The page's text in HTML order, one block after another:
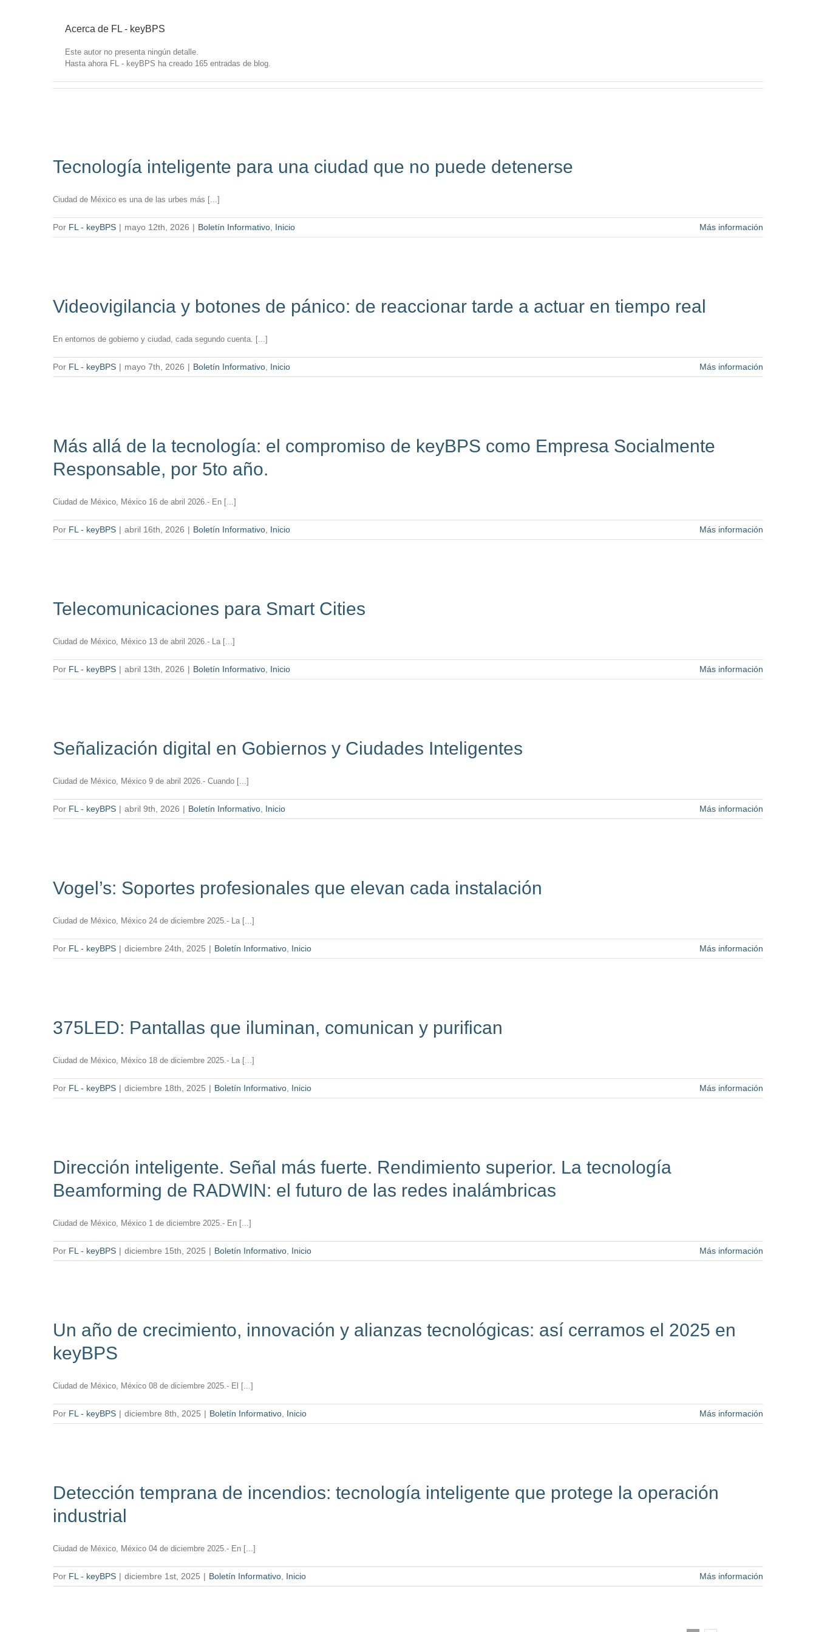
Acerca de FL - keyBPS
Este autor no presenta ningún detalle.
Hasta ahora FL - keyBPS ha creado 165 entradas de blog.
Tecnología inteligente para una ciudad que no puede detenerse
Ciudad de México es una de las urbes más [...]
Por FL - keyBPS | mayo 12th, 2026 | Boletín Informativo Inicio Más información
Videovigilancia y botones de pánico: de reaccionar tarde a actuar en tiempo real
En entornos de gobierno y ciudad, cada segundo cuenta. [...]
Por FL - keyBPS | mayo 7th, 2026 | Boletín Informativo Inicio Más información
Más allá de la tecnología: el compromiso de keyBPS como Empresa Socialmente
Responsable, por 5to año.
Ciudad de México, México 16 de abril 2026.- En [...]
Por FL - keyBPS | abril 16th, 2026 | Boletín Informativo Inicio Más información
Telecomunicaciones para Smart Cities
Ciudad de México, México 13 de abril 2026.- La [...]
Por FL - keyBPS | abril 13th, 2026 | Boletín Informativo Inicio Más información
Señalización digital en Gobiernos y Ciudades Inteligentes
Ciudad de México, México 9 de abril 2026.- Cuando [...]
Por FL - keyBPS | abril 9th, 2026 | Boletín Informativo Inicio Más información
Vogel’s: Soportes profesionales que elevan cada instalación
Ciudad de México, México 24 de diciembre 2025.- La [...]
Por FL - keyBPS | diciembre 24th, 2025 | Boletín Informativo Inicio Más información
375LED: Pantallas que iluminan, comunican y purifican
Ciudad de México, México 18 de diciembre 2025.- La [...]
Por FL - keyBPS | diciembre 18th, 2025 | Boletín Informativo Inicio Más información
Dirección inteligente. Señal más fuerte. Rendimiento superior. La tecnología
Beamforming de RADWIN: el futuro de las redes inalámbricas
Ciudad de México, México 1 de diciembre 2025.- En [...]
Por FL - keyBPS | diciembre 15th, 2025 | Boletín Informativo Inicio Más información
Un año de crecimiento, innovación y alianzas tecnológicas: así cerramos el 2025 en
keyBPS
Ciudad de México, México 08 de diciembre 2025.- El [...]
Por FL - keyBPS | diciembre 8th, 2025 | Boletín Informativo Inicio Más información
Detección temprana de incendios: tecnología inteligente que protege la operación
industrial
Ciudad de México, México 04 de diciembre 2025.- En [...]
Por FL - keyBPS | diciembre 1st, 2025 | Boletín Informativo Inicio Más información